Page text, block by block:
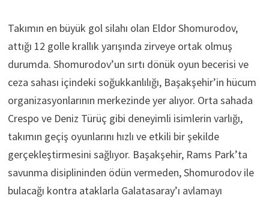
Takımın en büyük gol silahı olan Eldor Shomurodov,
attığı 12 golle krallık yarışında zirveye ortak olmuş
durumda. Shomurodov’un sırtı dönük oyun becerisi ve
ceza sahası içindeki soğukkanlılığı, Başakşehir’in hücum
organizasyonlarının merkezinde yer alıyor. Orta sahada
Crespo ve Deniz Türüç gibi deneyimli isimlerin varlığı,
takımın geçiş oyunlarını hızlı ve etkili bir şekilde
gerçekleştirmesini sağlıyor. Başakşehir, Rams Park’ta
savunma disiplininden ödün vermeden, Shomurodov ile
bulacağı kontra ataklarla Galatasaray’ı avlamayı